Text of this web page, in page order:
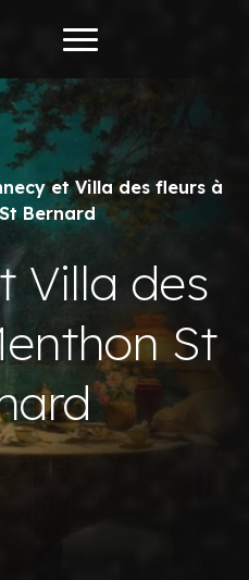
et Villa des fleurs à
Bernard
Villa des
St